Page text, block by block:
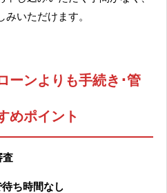
いただけます。
ーンよりも手続き･管
めポイント
査
ち時間なし